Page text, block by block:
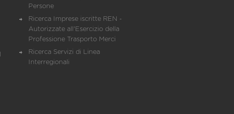
Persone
Ricerca Imprese iscritte REN -
Autorizzate all'Esercizio della
Professione Trasporto Merci
Ricerca Servizi di Linea
Interregionali